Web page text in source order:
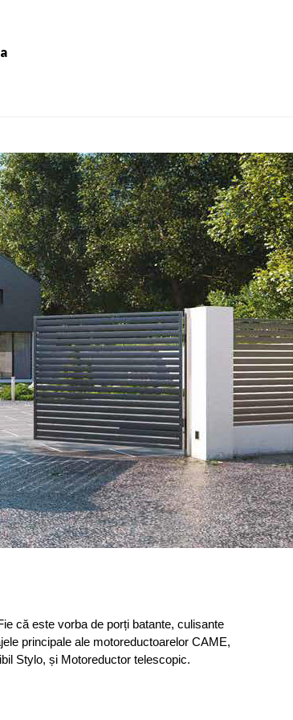
că este vorba de porți batante, culisante
principale ale motoreductoarelor CAME,
Stylo, și Motoreductor telescopic.